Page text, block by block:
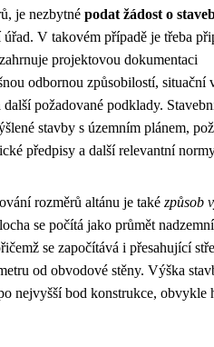
je nezbytné podat žádost o
V takovém případě je třeba
projektovou dokumentaci
odbornou způsobilostí, situační
požadované podklady.
stavby s územním plánem,
předpisy a další relevantní
rozměrů altánu je také způsob
se počítá jako průmět
se započítává i přesahující
od obvodové stěny. Výška
nejvyšší bod konstrukce, obvykle